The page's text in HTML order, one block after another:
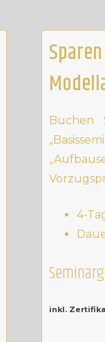
Buchen
4-
inkl.